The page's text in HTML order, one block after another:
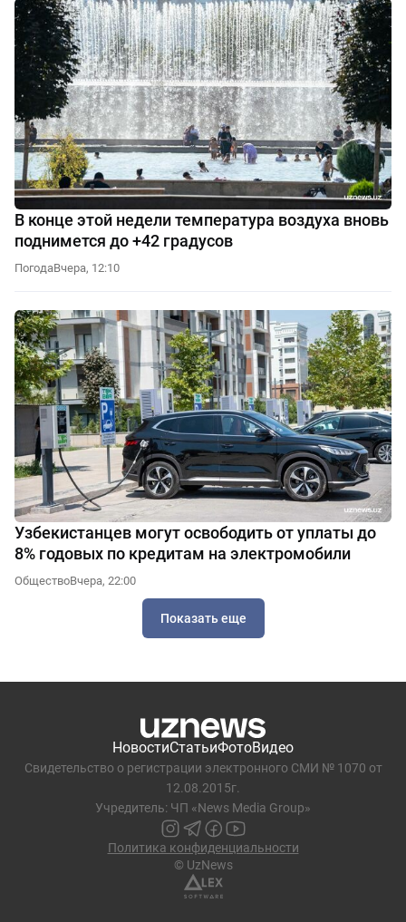
В конце этой недели температура воздуха вновь
поднимется до +42 градусов
ПогодаВчера, 12:10
Узбекистанцев могут освободить от уплаты до
8% годовых по кредитам на электромобили
ОбществоВчера, 22:00
Показать еще
НовостиСтатьиФотоВидео
Свидетельство о регистрации электронного СМИ № 1070 от
12.08.2015г.
Учредитель: ЧП «News Media Group»
Политика конфиденциальности
© UzNews